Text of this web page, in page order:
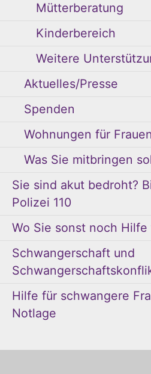
Mütterberatung
Kinderbereich
Weitere
Aktuelles/Presse
Spenden
Wohnungen für Frauen
Was Sie mitbringen
Sie sind akut bedroht?
Polizei 110
Wo Sie sonst noch Hilfe
Schwangerschaft und
Hilfe für schwangere
Notlage